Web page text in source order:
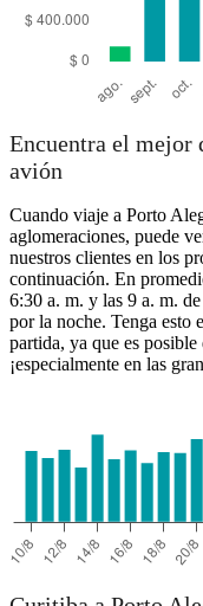
Encuentra el mejor
avión
Cuando viaje a Porto
aglomeraciones, puede
nuestros clientes en los
continuación. En
6:30 a. m. y las 9 a. m.
por la noche. Tenga esto
partida, ya que es posible
¡especialmente en las